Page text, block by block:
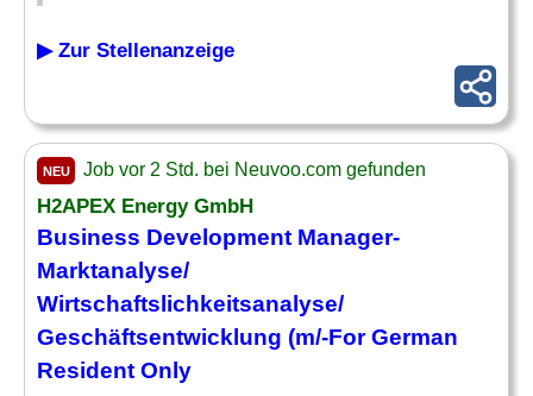
▶ Zur Stellenanzeige
NEU Job vor 2 Std. bei Neuvoo.com gefunden
H2APEX Energy GmbH
Business Development Manager-
Marktanalyse/
Wirtschaftslichkeitsanalyse/
Geschäftsentwicklung (m/-For German
Resident Only